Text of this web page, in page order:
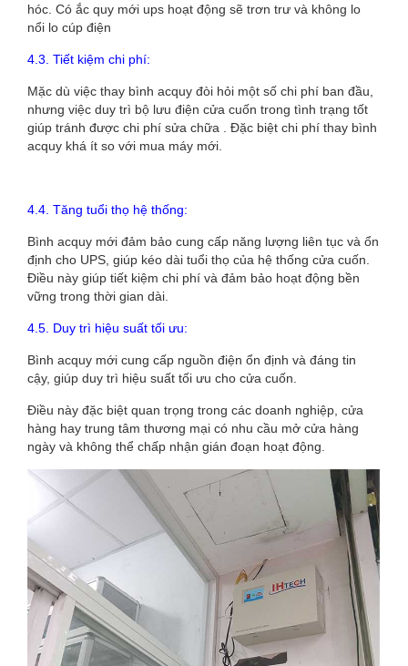
hóc. Có ắc quy mới ups hoạt động sẽ trơn trư và không lo
nổi lo cúp điện
4.3. Tiết kiệm chi phí:
Mặc dù việc thay bình acquy đòi hỏi một số chi phí ban đầu,
nhưng việc duy trì bộ lưu điện cửa cuốn trong tình trạng tốt
giúp tránh được chi phí sửa chữa . Đặc biệt chi phí thay bình
acquy khá ít so với mua máy mới.
4.4. Tăng tuổi thọ hệ thống:
Bình acquy mới đảm bảo cung cấp năng lượng liên tục và ổn
định cho UPS, giúp kéo dài tuổi thọ của hệ thống cửa cuốn.
Điều này giúp tiết kiệm chi phí và đảm bảo hoạt động bền
vững trong thời gian dài.
4.5. Duy trì hiệu suất tối ưu:
Bình acquy mới cung cấp nguồn điện ổn định và đáng tin
cậy, giúp duy trì hiệu suất tối ưu cho cửa cuốn.
Điều này đặc biệt quan trọng trong các doanh nghiệp, cửa
hàng hay trung tâm thương mại có nhu cầu mở cửa hàng
ngày và không thể chấp nhận gián đoạn hoạt động.